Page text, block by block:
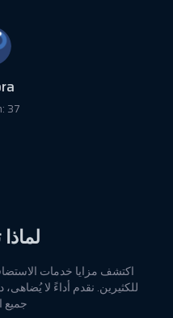
37
اكتشف مزايا خدمات
للكثيرين. نقدم أداءً لا
جميع